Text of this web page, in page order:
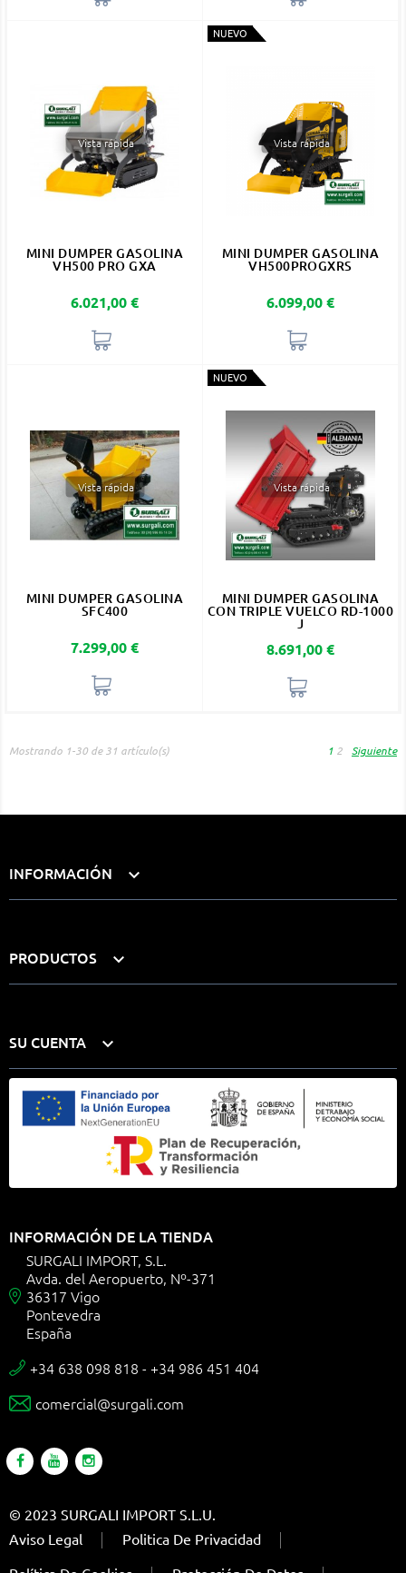
Vista rápida
MINI DUMPER GASOLINA
VH500 PRO GXA
Precio
6.021,00 €
NUEVO
Vista rápida
MINI DUMPER GASOLINA
VH500PROGXRS
Precio
6.099,00 €
Vista rápida
MINI DUMPER GASOLINA
SFC400
Precio
7.299,00 €
NUEVO
Vista rápida
MINI DUMPER GASOLINA
CON TRIPLE VUELCO RD-1000
J
Precio
8.691,00 €
Mostrando 1-30 de 31 artículo(s) 1 2 Siguiente
INFORMACIÓN 
PRODUCTOS 
SU CUENTA 
INFORMACIÓN DE LA TIENDA

SURGALI IMPORT, S.L.
Avda. del Aeropuerto, Nº-371
36317 Vigo
Pontevedra
España
 +34 638 098 818 - +34 986 451 404
 comercial@surgali.com
© 2023 SURGALI IMPORT S.L.U.
Aviso Legal
Politica De Privacidad